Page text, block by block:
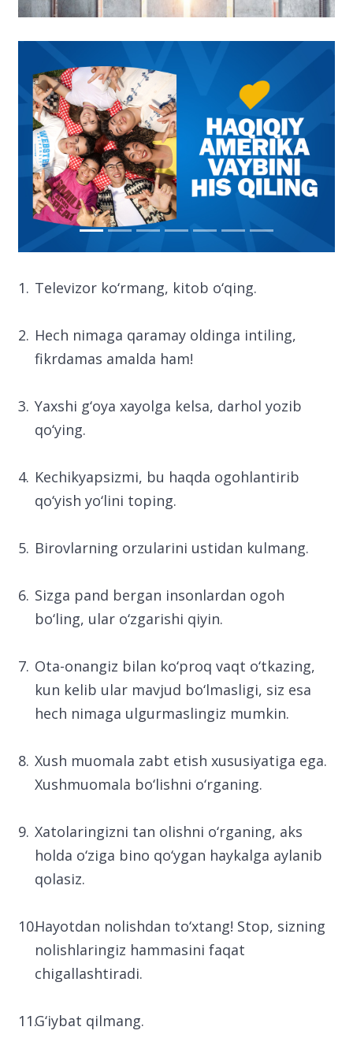
Televizor ko‘rmang, kitob o‘qing.
Hech nimaga qaramay oldinga intiling,
fikrdamas amalda ham!
Yaxshi g‘oya xayolga kelsa, darhol yozib
qo‘ying.
Kechikyapsizmi, bu haqda ogohlantirib
qo‘yish yo‘lini toping.
Birovlarning orzularini ustidan kulmang.
Sizga pand bergan insonlardan ogoh
bo‘ling, ular o‘zgarishi qiyin.
Ota-onangiz bilan ko‘proq vaqt o‘tkazing,
kun kelib ular mavjud bo‘lmasligi, siz esa
hech nimaga ulgurmaslingiz mumkin.
Xush muomala zabt etish xususiyatiga ega.
Xushmuomala bo‘lishni o‘rganing.
Xatolaringizni tan olishni o‘rganing, aks
holda o‘ziga bino qo‘ygan haykalga aylanib
qolasiz.
Hayotdan nolishdan to‘xtang! Stop, sizning
nolishlaringiz hammasini faqat
chigallashtiradi.
G‘iybat qilmang.